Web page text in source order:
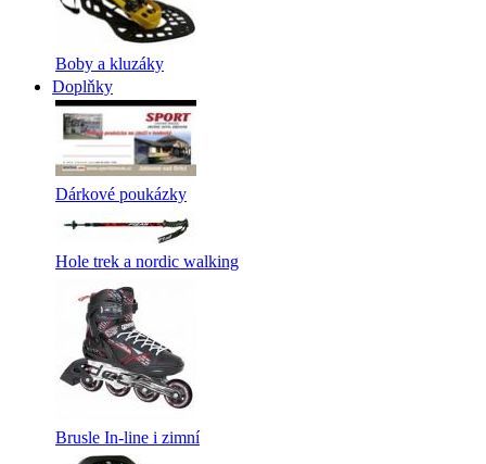
Boby a kluzáky
Doplňky
Dárkové poukázky
Hole trek a nordic walking
Brusle In-line i zimní